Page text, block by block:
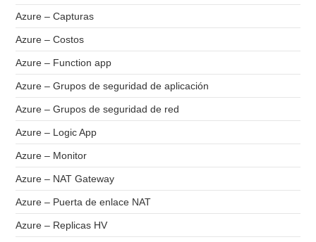
Azure – Capturas
Azure – Costos
Azure – Function app
Azure – Grupos de seguridad de aplicación
Azure – Grupos de seguridad de red
Azure – Logic App
Azure – Monitor
Azure – NAT Gateway
Azure – Puerta de enlace NAT
Azure – Replicas HV